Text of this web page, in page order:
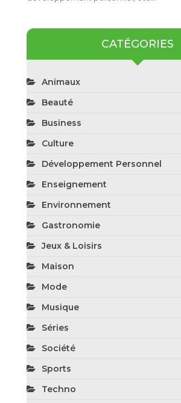
CATÉGORIES
Animaux
Beauté
Business
Culture
Développement Personnel
Enseignement
Environnement
Gastronomie
Jeux & Loisirs
Maison
Mode
Musique
Séries
Société
Sports
Techno